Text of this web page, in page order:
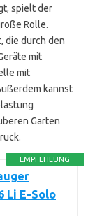
spielt der
Rolle.
die durch den
mit
mit
kannst
Garten
EMPFEHLUNG
Li E-Solo